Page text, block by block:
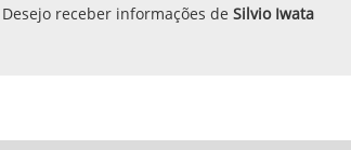
Desejo receber informações de Silvio Iwata